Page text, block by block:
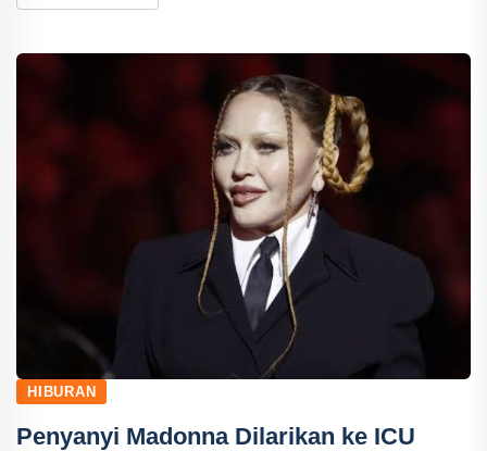
HIBURAN
Penyanyi Madonna Dilarikan ke ICU